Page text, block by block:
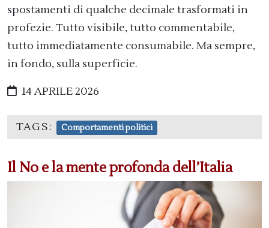
spostamenti di qualche decimale trasformati in
profezie. Tutto visibile, tutto commentabile,
tutto immediatamente consumabile. Ma sempre,
in fondo, sulla superficie.
14 APRILE 2026
TAGS: Comportamenti politici
Il No e la mente profonda dell’Italia